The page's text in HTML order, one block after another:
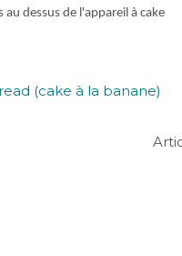
au dessus de l'appareil à cake